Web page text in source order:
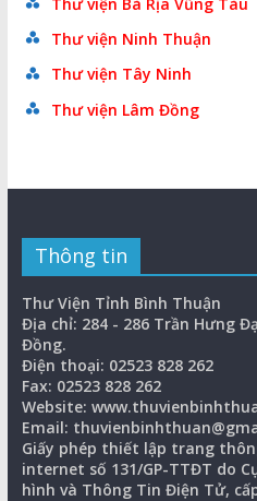
Thư viện Ninh Thuận
Thư viện Tây Ninh
Thư viện Lâm Đồng
Thông tin
Thư Viện Tỉnh Bình Thuận
Địa chỉ: 284 - 286 Trần Hưng
Đồng.
Điện thoại: 02523 828 262
Fax: 02523 828 262
Website:
Email:
Giấy phép thiết lập trang
internet số 131/GP-TTĐT do
hình và Thông Tin Điện Tử,